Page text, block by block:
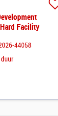
Facility
44058